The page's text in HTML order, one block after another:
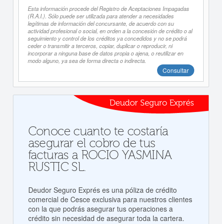
Esta información procede del Registro de Aceptaciones Impagadas
(R.A.I.). Sólo puede ser utilizada para atender a necesidades
legítimas de información del concursante, de acuerdo con su
actividad profesional o social, en orden a la concesión de crédito o al
seguimiento y control de los créditos ya concedidos y no se podrá
ceder o transmitir a terceros, copiar, duplicar o reproducir, ni
incorporar a ninguna base de datos propia o ajena, o reutilizar en
modo alguno, ya sea de forma directa o indirecta.
Consultar
Deudor Seguro Exprés
Conoce cuanto te costaría
asegurar el cobro de tus
facturas a ROCIO YASMINA
RUSTIC SL.
Deudor Seguro Exprés es una póliza de crédito
comercial de Cesce exclusiva para nuestros clientes
con la que podrás asegurar tus operaciones a
crédito sin necesidad de asegurar toda la cartera.